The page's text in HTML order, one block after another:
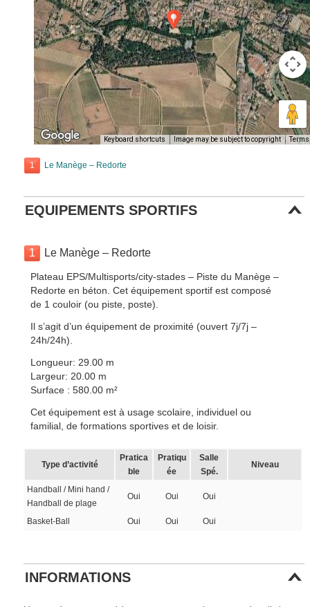
Keyboard shortcuts Image may be subject to copyright Terms
1 Le Manège – Redorte
EQUIPEMENTS SPORTIFS
1 Le Manège – Redorte
Plateau EPS/Multisports/city-stades – Piste du Manège –
Redorte en béton. Cet équipement sportif est composé
de 1 couloir (ou piste, poste).
Il s’agit d’un équipement de proximité (ouvert 7j/7j –
24h/24h).
Longueur: 29.00 m
Largeur: 20.00 m
Surface : 580.00 m²
Cet équipement est à usage scolaire, individuel ou
familial, de formations sportives et de loisir.
Type d’activité
Pratica
ble
Pratiqu
ée
Salle
Spé.
Niveau
Handball / Mini hand /
Handball de plage
Oui Oui Oui
Basket-Ball Oui Oui Oui
INFORMATIONS